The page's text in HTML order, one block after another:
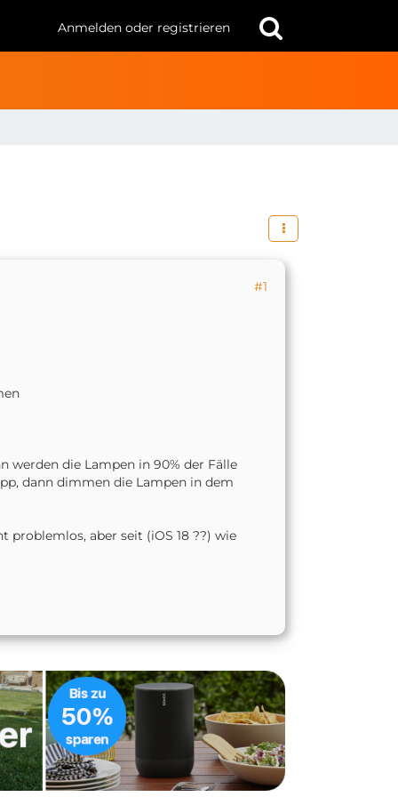
Anmelden oder registrieren
#1
werden die Lampen in 90% der Fälle
dann dimmen die Lampen in dem
problemlos, aber seit (iOS 18 ??) wie